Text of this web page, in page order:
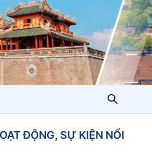
ĐỘNG, SỰ KIỆN NỔI